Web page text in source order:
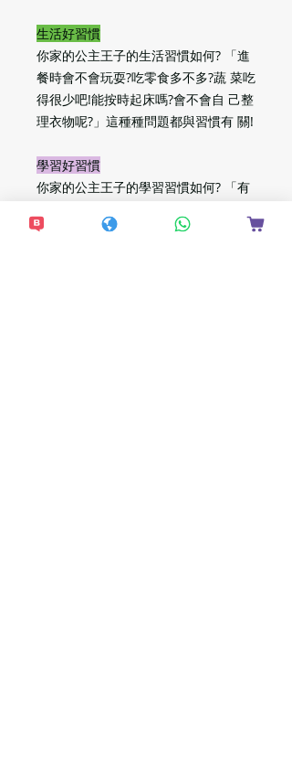
生活好習慣
你家的公主王子的生活習慣如何? 「進
餐時會不會玩耍?吃零食多不多?蔬 菜吃
得很少吧!能按時起床嗎?會不會自 己整
理衣物呢?」這種種問題都與習慣有 關!
學習好習慣
你家的公主王子的學習習慣如何? 「有
耐心聆聽別人說話嗎?寫作業會粗 心大